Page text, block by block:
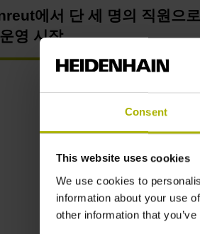
Consent
This website uses cookies
We use cookies to
information about your use
other information that
에서 단 세 명의 직원으로
영 시작